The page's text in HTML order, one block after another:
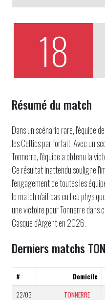
18
Résumé du match
Dans un scénario rare, l'équipe
les Celtics par forfait. Avec un
Tonnerre, l'équipe a obtenu la
Ce résultat inattendu souligne
l'engagement de toutes les
le match n'ait pas eu lieu
une victoire pour Tonnerre dans
Casque d'Argent en 2026.
Derniers matchs
# Domicile
22/03
TONNERRE